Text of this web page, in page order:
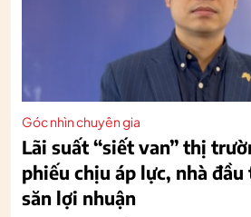
Góc nhìn chuyên gia
Lãi suất “siết van” thị
phiếu chịu áp lực, nhà
săn lợi nhuận